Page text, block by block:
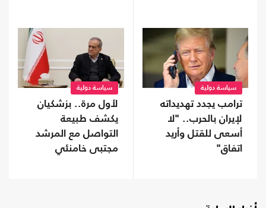
سياسة دولية
ترامب يجدد تهديداته
لإيران بالحرب.. "لا
أسعى للقتل وأريد
اتفاق"
سياسة دولية
لأول مرة.. بزشكيان
يكشف طبيعة
التواصل مع المرشد
مجتبى خامنئي